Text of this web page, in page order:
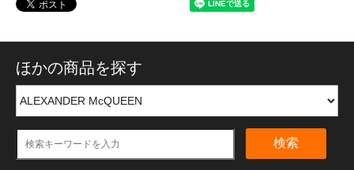
ほかの商品を探す
検索